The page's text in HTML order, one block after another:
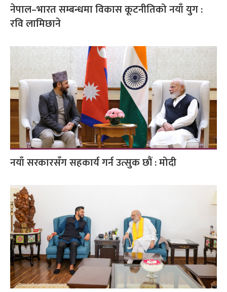
नेपाल–भारत सम्बन्धमा विकास कूटनीतिको नयाँ युग :
रवि लामिछाने
नयाँ सरकारसँग सहकार्य गर्न उत्सुक छौं : मोदी